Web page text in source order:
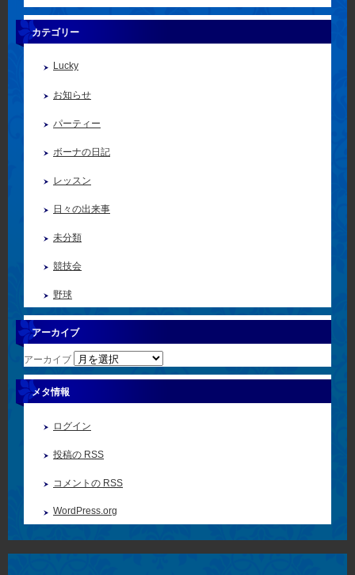
カテゴリー
Lucky
お知らせ
パーティー
ボーナの日記
レッスン
日々の出来事
未分類
競技会
野球
アーカイブ
アーカイブ
メタ情報
ログイン
投稿の RSS
コメントの RSS
WordPress.org